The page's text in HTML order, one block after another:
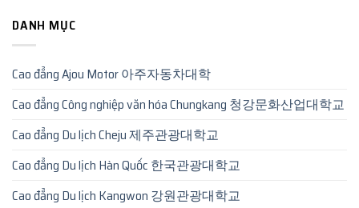
DANH MỤC
Cao đẳng Ajou Motor 아주자동차대학
Cao đẳng Công nghiệp văn hóa Chungkang 청강문화산업대학교
Cao đẳng Du lịch Cheju 제주관광대학교
Cao đẳng Du lịch Hàn Quốc 한국관광대학교
Cao đẳng Du lịch Kangwon 강원관광대학교